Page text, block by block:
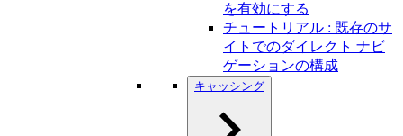
を有効にする
チュートリアル : 既存のサ
イトでのダイレクト ナビ
ゲーションの構成
キャッシング